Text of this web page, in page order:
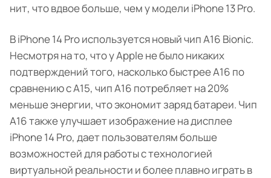
нит, что вдвое больше, чем у модели iPhone 13 Pro.
В iPhone 14 Pro используется новый чип A16 Bionic.
Несмотря на то, что у Apple не было никаких
подтверждений того, насколько быстрее A16 по
сравнению с A15, чип A16 потребляет на 20%
меньше энергии, что экономит заряд батареи. Чип
A16 также улучшает изображение на дисплее
iPhone 14 Pro, дает пользователям больше
возможностей для работы с технологией
виртуальной реальности и более плавно играть в